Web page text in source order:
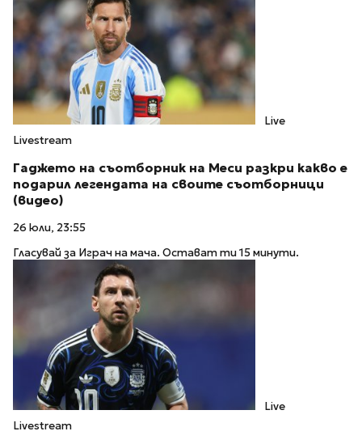
Live
Livestream
Гаджето на съотборник на Меси разкри какво е
подарил легендата на своите съотборници
(видео)
26 юли, 23:55
Гласувай за Играч на мача. Остават ти 15 минути.
Live
Livestream